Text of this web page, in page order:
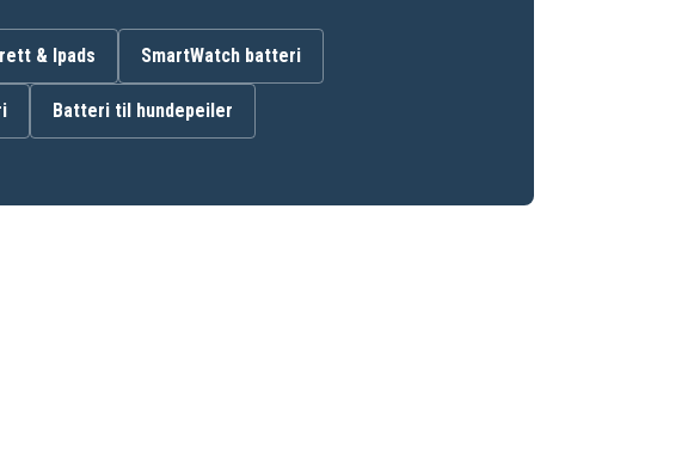
& Ipads SmartWatch batteri
Batteri til hundepeiler